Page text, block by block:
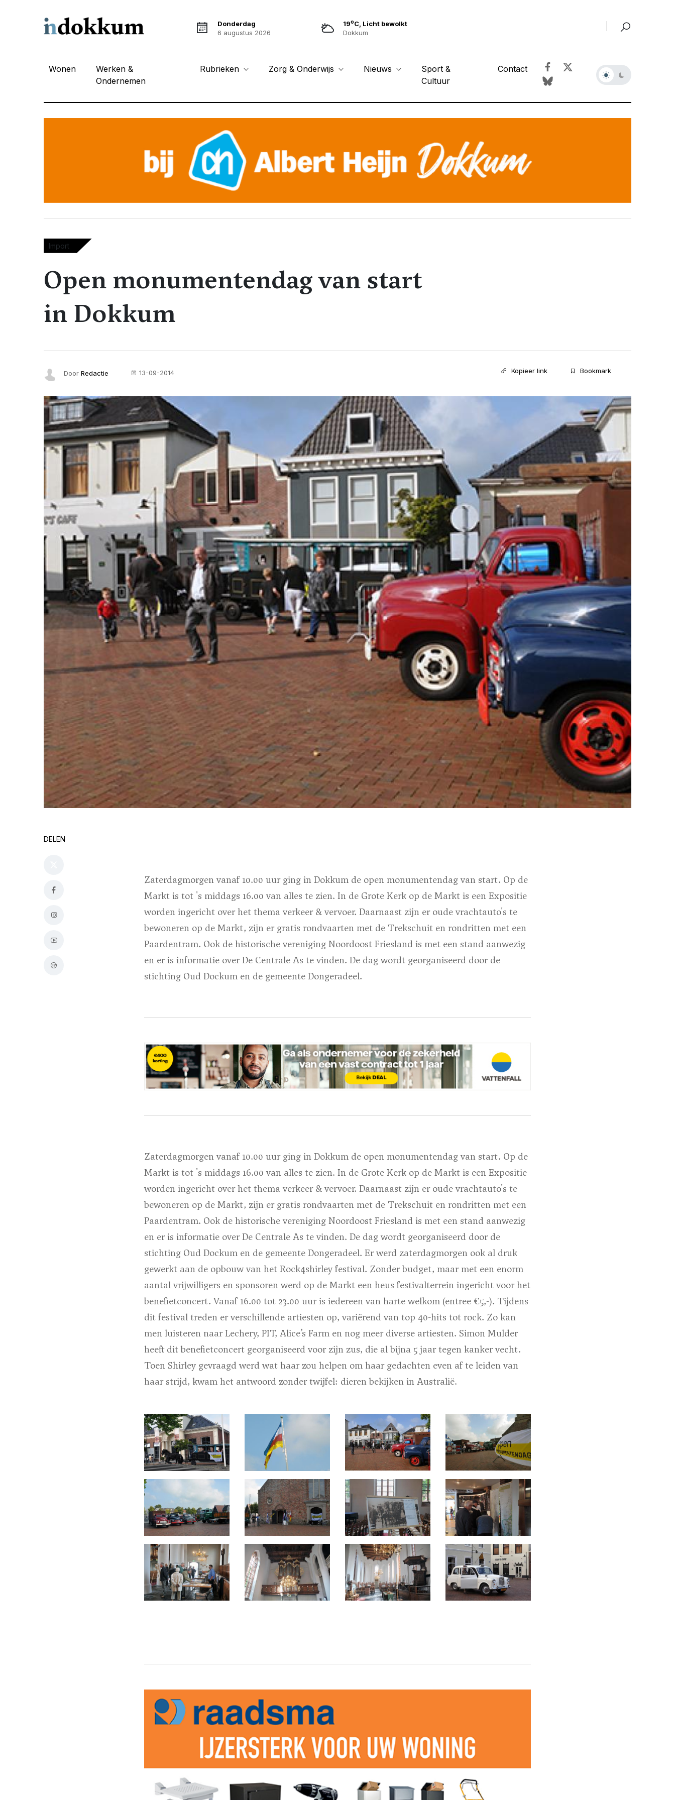
Donderdag
6 augustus 2026
19oC, Licht bewolkt
Dokkum
Wonen
Werken &
Ondernemen
Rubrieken Zorg & Onderwijs Nieuws
Sport &
Cultuur
Contact
Import
Open monumentendag van start
in Dokkum
Door Redactie 13-09-2014 Kopieer link Bookmark
DELEN
Zaterdagmorgen vanaf 10.00 uur ging in Dokkum de open monumentendag van start. Op de
Markt is tot 's middags 16.00 van alles te zien. In de Grote Kerk op de Markt is een Expositie
worden ingericht over het thema verkeer & vervoer. Daarnaast zijn er oude vrachtauto's te
bewoneren op de Markt, zijn er gratis rondvaarten met de Trekschuit en rondritten met een
Paardentram. Ook de historische vereniging Noordoost Friesland is met een stand aanwezig
en er is informatie over De Centrale As te vinden. De dag wordt georganiseerd door de
stichting Oud Dockum en de gemeente Dongeradeel.
Zaterdagmorgen vanaf 10.00 uur ging in Dokkum de open monumentendag van start. Op de
Markt is tot 's middags 16.00 van alles te zien. In de Grote Kerk op de Markt is een Expositie
worden ingericht over het thema verkeer & vervoer. Daarnaast zijn er oude vrachtauto's te
bewoneren op de Markt, zijn er gratis rondvaarten met de Trekschuit en rondritten met een
Paardentram. Ook de historische vereniging Noordoost Friesland is met een stand aanwezig
en er is informatie over De Centrale As te vinden. De dag wordt georganiseerd door de
stichting Oud Dockum en de gemeente Dongeradeel. Er werd zaterdagmorgen ook al druk
gewerkt aan de opbouw van het Rock4shirley festival. Zonder budget, maar met een enorm
aantal vrijwilligers en sponsoren werd op de Markt een heus festivalterrein ingericht voor het
benefietconcert. Vanaf 16.00 tot 23.00 uur is iedereen van harte welkom (entree €5,-). Tijdens
dit festival treden er verschillende artiesten op, variërend van top 40-hits tot rock. Zo kan
men luisteren naar Lechery, PIT, Alice’s Farm en nog meer diverse artiesten. Simon Mulder
heeft dit benefietconcert georganiseerd voor zijn zus, die al bijna 5 jaar tegen kanker vecht.
Toen Shirley gevraagd werd wat haar zou helpen om haar gedachten even af te leiden van
haar strijd, kwam het antwoord zonder twijfel: dieren bekijken in Australië.